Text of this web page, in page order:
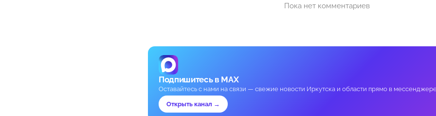
Пока нет комментариев
Подпишитесь в MAX
Оставайтесь с нами на связи — свежие новости Иркутска и области прямо в
Открыть канал →